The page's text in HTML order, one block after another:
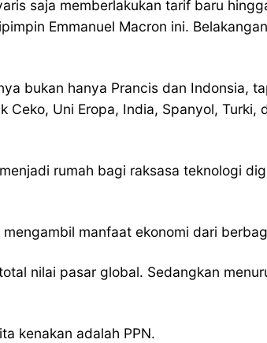
saja memberlakukan tarif baru
Emmanuel Macron ini.
bukan hanya Prancis dan Indonsia,
Uni Eropa, India, Spanyol, Turki,
rumah bagi raksasa teknologi
manfaat ekonomi dari
nilai pasar global. Sedangkan
kenakan adalah PPN.